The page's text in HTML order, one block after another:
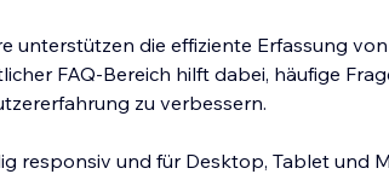
unterstützen die effiziente Erfassung
FAQ-Bereich hilft dabei, häufige
zu verbessern.
responsiv und für Desktop, Tablet und